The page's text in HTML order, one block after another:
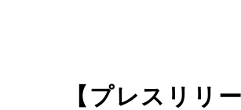
【プレスリリ